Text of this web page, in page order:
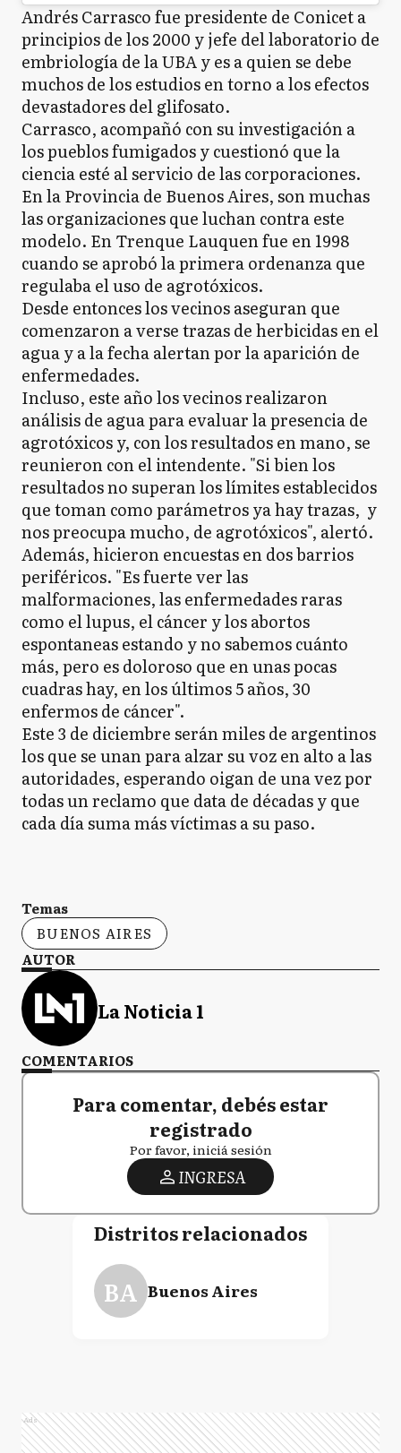
Andrés Carrasco fue presidente de Conicet a
principios de los 2000 y jefe del laboratorio de
embriología de la UBA y es a quien se debe
muchos de los estudios en torno a los efectos
devastadores del glifosato.
Carrasco, acompañó con su investigación a
los pueblos fumigados y cuestionó que la
ciencia esté al servicio de las corporaciones.
En la Provincia de Buenos Aires, son muchas
las organizaciones que luchan contra este
modelo. En Trenque Lauquen fue en 1998
cuando se aprobó la primera ordenanza que
regulaba el uso de agrotóxicos.
Desde entonces los vecinos aseguran que
comenzaron a verse trazas de herbicidas en el
agua y a la fecha alertan por la aparición de
enfermedades.
Incluso, este año los vecinos realizaron
análisis de agua para evaluar la presencia de
agrotóxicos y, con los resultados en mano, se
reunieron con el intendente. "Si bien los
resultados no superan los límites establecidos
que toman como parámetros ya hay trazas, y
nos preocupa mucho, de agrotóxicos", alertó.
Además, hicieron encuestas en dos barrios
periféricos. "Es fuerte ver las
malformaciones, las enfermedades raras
como el lupus, el cáncer y los abortos
espontaneas estando y no sabemos cuánto
más, pero es doloroso que en unas pocas
cuadras hay, en los últimos 5 años, 30
enfermos de cáncer".
Este 3 de diciembre serán miles de argentinos
los que se unan para alzar su voz en alto a las
autoridades, esperando oigan de una vez por
todas un reclamo que data de décadas y que
cada día suma más víctimas a su paso.
Temas
BUENOS AIRES
AUTOR
La Noticia 1
COMENTARIOS
Para comentar, debés estar
registrado
Por favor, iniciá sesión
INGRESA
Distritos relacionados
BA Buenos Aires
Ads